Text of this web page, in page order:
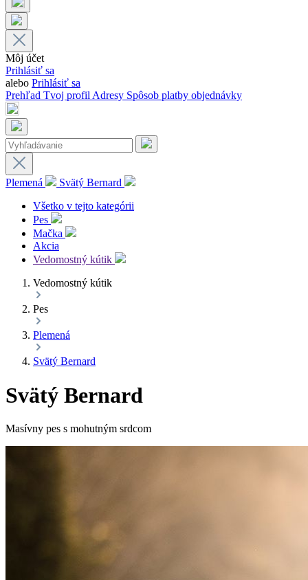
Môj účet
Prihlásiť sa
alebo Prihlásiť sa
Prehľad Tvoj profilAdresy Spôsob platby objednávky
Plemená
Svätý Bernard
Všetko v tejto kategórii
Pes
Mačka
Akcia
Vedomostný kútik
Vedomostný kútik
Pes
Plemená
Svätý Bernard
Svätý Bernard
Masívny pes s mohutným srdcom